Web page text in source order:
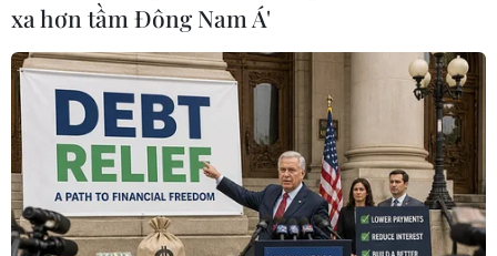
thành phố này hồi tháng 3/2016, khiến 32 người
thiệt mạng và hàng trăm người khác bị
thương./.
(TTXVN/Vietnam+)
xa hơn tầm Đông Nam Á'